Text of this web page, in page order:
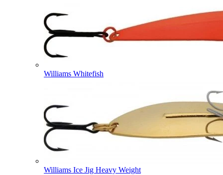
Williams Whitefish
Williams Ice Jig Heavy Weight